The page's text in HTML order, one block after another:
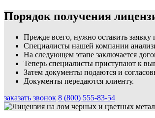
Порядок получения
Прежде всего, нужно оставить
Специалисты нашей компании
На следующем этапе заключается
Теперь специалисты приступают к
Затем документы подаются и
Документы передаются клиенту.
заказать звонок 8 (800) 555-83-54